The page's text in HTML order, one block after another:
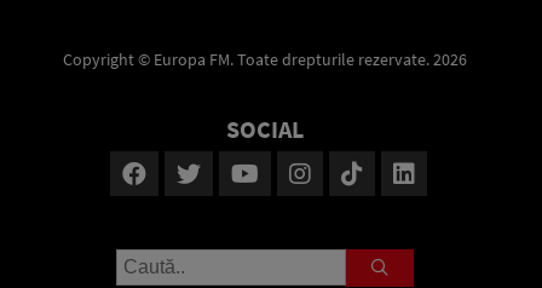
Copyright © Europa FM. Toate drepturile rezervate. 2026
SOCIAL